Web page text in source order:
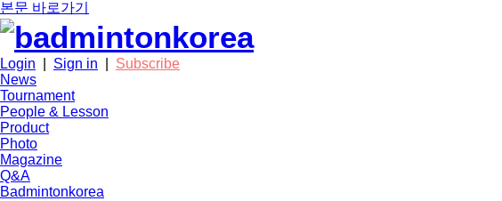
본문 바로가기
Login Sign in
Subscribe
News
Tournament
People & Lesson
Product
Photo
Magazine
Q&A
Badmintonkorea